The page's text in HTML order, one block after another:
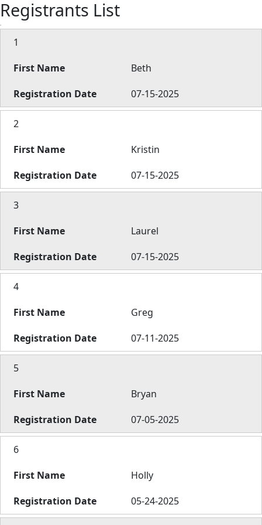
Registrants List
1
Beth
07-15-2025
2
Kristin
07-15-2025
3
Laurel
07-15-2025
4
Greg
07-11-2025
5
Bryan
07-05-2025
6
Holly
05-24-2025